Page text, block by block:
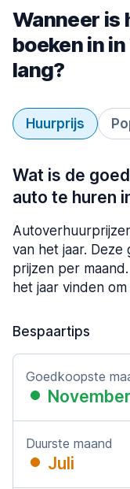
Wanneer is
boeken in
lang?
Huurprijs
Wat is de
auto te huren
van het jaar.
prijzen per
het jaar vinden
Bespaartips
Goedkoopste
November
Duurste maand
Juli